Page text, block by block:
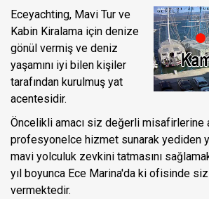
Eceyachting, Mavi Tur ve
Kabin Kiralama için denize
gönül vermiş ve deniz
yaşamını iyi bilen kişiler
tarafından kurulmuş yat
acentesidir.
Öncelikli amacı siz değerli misafirlerine
profesyonelce hizmet sunarak yediden
mavi yolculuk zevkini tatmasını
yıl boyunca Ece Marina'da ki ofisinde
vermektedir.